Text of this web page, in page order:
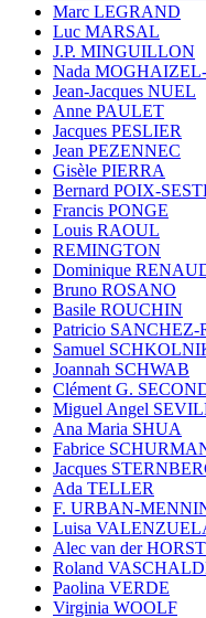
Marc LEGRAND
Luc MARSAL
J.P. MINGUILLON
Nada
Jean-Jacques NUEL
Anne PAULET
Jacques PESLIER
Jean PEZENNEC
Gisèle PIERRA
Bernard POIX-
Francis PONGE
Louis RAOUL
REMINGTON
Dominique
Bruno ROSANO
Basile ROUCHIN
Patricio SANCHEZ-
Samuel
Joannah SCHWAB
Clément G.
Miguel Angel
Ana Maria SHUA
Fabrice
Jacques
Ada TELLER
F. URBAN-
Luisa
Alec van der HORST
Roland
Paolina VERDE
Virginia WOOLF